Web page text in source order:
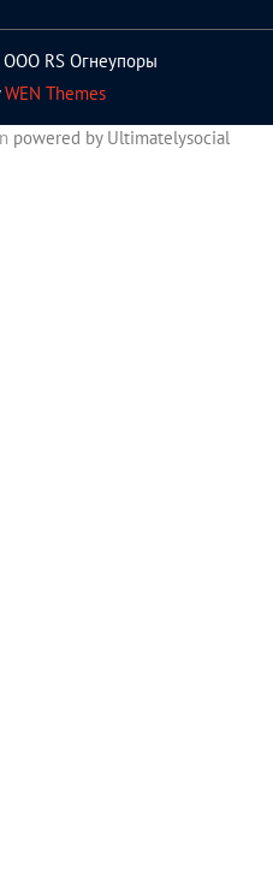
ООО RS Огнеупоры
WEN Themes
powered by Ultimatelysocial